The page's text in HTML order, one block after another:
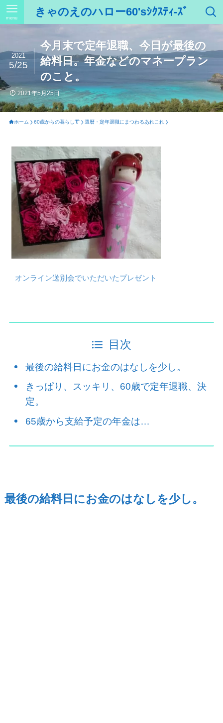
きゃのえのハロー60'sｼｸｽﾃｨ-ｽﾞ
menu
今月末で定年退職、今日が最後の
給料日。年金などのマネープラン
のこと。
2021
5/25
2021年5月25日
ホーム 60歳からの暮らし👘 還暦・定年退職にまつわるあれこれ
オンライン送別会でいただいたプレゼント
目次
最後の給料日にお金のはなしを少し。
きっぱり、スッキリ、60歳で定年退職、決
定。
65歳から支給予定の年金は…
最後の給料日にお金のはなしを少し。